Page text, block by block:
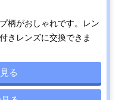
柄がおしゃれです。レン
きレンズに交換できま
る